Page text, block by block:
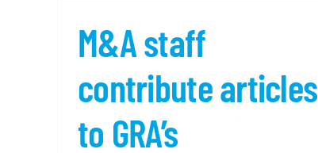
M&A staff
contribute articles
to GRA’s